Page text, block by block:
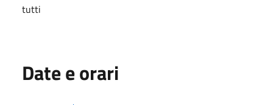
tutti
Date e orari